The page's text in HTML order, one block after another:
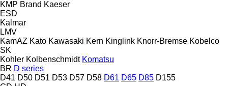
KMP Brand Kaeser
ESD
Kalmar
LMV
KamAZ Kato Kawasaki Kern Kinglink Knorr-Bremse Kobelco
SK
Kohler Kolbenschmidt Komatsu
BR D series
D41 D50 D51 D53 D57 D58 D61 D65 D85 D155